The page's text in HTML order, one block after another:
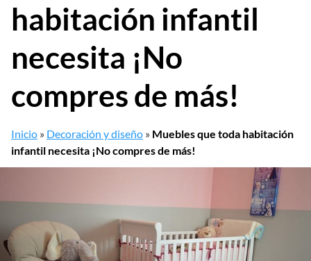
habitación infantil
necesita ¡No
compres de más!
Inicio » Decoración y diseño » Muebles que toda habitación
infantil necesita ¡No compres de más!